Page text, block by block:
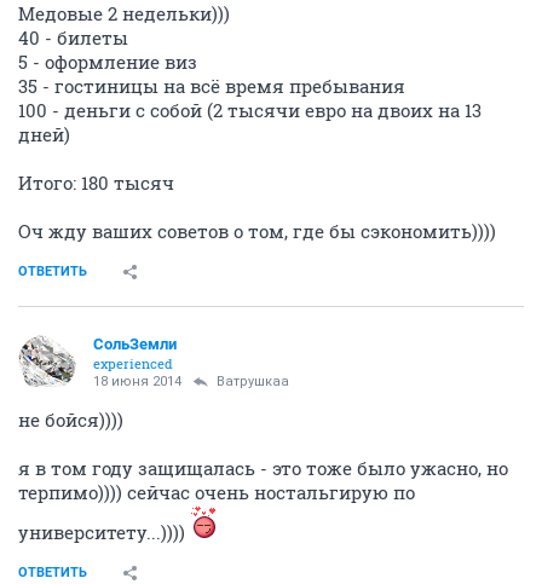
Медовые 2 недельки)))
40 - билеты
5 - оформление виз
35 - гостиницы на всё время пребывания
100 - деньги с собой (2 тысячи евро на двоих на 13
дней)
Итого: 180 тысяч
Оч жду ваших советов о том, где бы сэкономить))))
ОТВЕТИТЬ
СольЗемли
experienced
18 июня 2014 Ватрушкаа
не бойся))))
я в том году защищалась - это тоже было ужасно, но
терпимо)))) сейчас очень ностальгирую по
университету...))))
ОТВЕТИТЬ